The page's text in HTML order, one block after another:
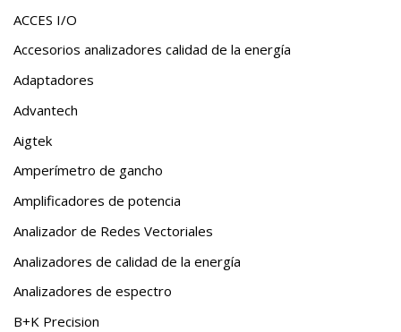
ACCES I/O
Accesorios analizadores calidad de la energía
Adaptadores
Advantech
Aigtek
Amperímetro de gancho
Amplificadores de potencia
Analizador de Redes Vectoriales
Analizadores de calidad de la energía
Analizadores de espectro
B+K Precision